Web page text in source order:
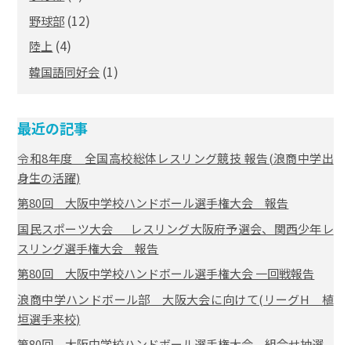
野球部 (12)
陸上 (4)
韓国語同好会 (1)
最近の記事
令和8年度 全国高校総体レスリング競技 報告(浪商中学出
身生の活躍)
第80回 大阪中学校ハンドボール選手権大会 報告
国民スポーツ大会 レスリング大阪府予選会、関西少年レ
スリング選手権大会 報告
第80回 大阪中学校ハンドボール選手権大会 一回戦報告
浪商中学ハンドボール部 大阪大会に向けて(リーグH 植
垣選手来校)